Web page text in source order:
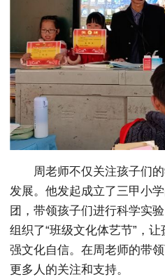
周老师不仅关注孩子们
发展。他发起成立了三甲小
团，带领孩子们进行科学实
组织了“班级文化体艺节”，
强文化自信。在周老师的带
更多人的关注和支持。